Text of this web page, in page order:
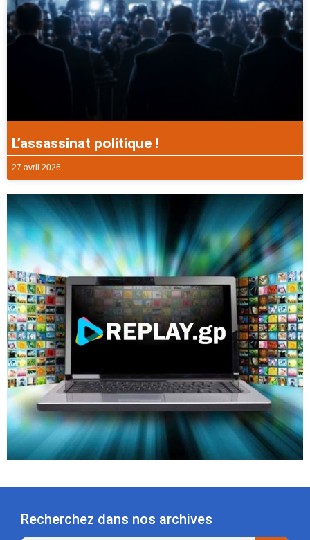
L’assassinat politique !
27 avril 2026
Recherchez dans nos archives